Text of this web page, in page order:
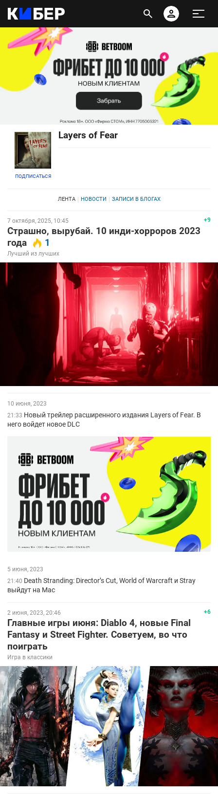
ПОДПИСАТЬСЯ
Layers of Fear
ЛЕНТА НОВОСТИ ЗАПИСИ В БЛОГАХ
+9
7 октября, 2025, 10:45
Страшно, вырубай. 10 инди-хорроров 2023
года
1
Лучший из лучших
10 июня, 2023
21:33 Новый трейлер расширенного издания Layers of Fear. В
него войдет новое DLC
5 июня, 2023
21:40 Death Stranding: Director’s Cut, World of Warcraft и Stray
выйдут на Mac
+6
2 июня, 2023, 20:46
Главные игры июня: Diablo 4, новые Final
Fantasy и Street Fighter. Советуем, во что
поиграть
Игра в классики